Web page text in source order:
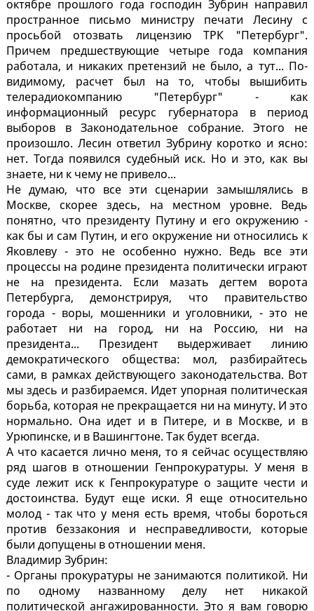
октябре прошлого года господин Зубрин направил
пространное письмо министру печати Лесину с
просьбой отозвать лицензию ТРК "Петербург".
Причем предшествующие четыре года компания
работала, и никаких претензий не было, а тут... По-
видимому, расчет был на то, чтобы вышибить
телерадиокомпанию "Петербург" - как
информационный ресурс губернатора в период
выборов в Законодательное собрание. Этого не
произошло. Лесин ответил Зубрину коротко и ясно:
нет. Тогда появился судебный иск. Но и это, как вы
знаете, ни к чему не привело...
Не думаю, что все эти сценарии замышлялись в
Москве, скорее здесь, на местном уровне. Ведь
понятно, что президенту Путину и его окружению -
как бы и сам Путин, и его окружение ни относились к
Яковлеву - это не особенно нужно. Ведь все эти
процессы на родине президента политически играют
не на президента. Если мазать дегтем ворота
Петербурга, демонстрируя, что правительство
города - воры, мошенники и уголовники, - это не
работает ни на город, ни на Россию, ни на
президента... Президент выдерживает линию
демократического общества: мол, разбирайтесь
сами, в рамках действующего законодательства. Вот
мы здесь и разбираемся. Идет упорная политическая
борьба, которая не прекращается ни на минуту. И это
нормально. Она идет и в Питере, и в Москве, и в
Урюпинске, и в Вашингтоне. Так будет всегда.
А что касается лично меня, то я сейчас осуществляю
ряд шагов в отношении Генпрокуратуры. У меня в
суде лежит иск к Генпрокуратуре о защите чести и
достоинства. Будут еще иски. Я еще относительно
молод - так что у меня есть время, чтобы бороться
против беззакония и несправедливости, которые
были допущены в отношении меня.
Владимир Зубрин:
- Органы прокуратуры не занимаются политикой. Ни
по одному названному делу нет никакой
политической ангажированности. Это я вам говорю